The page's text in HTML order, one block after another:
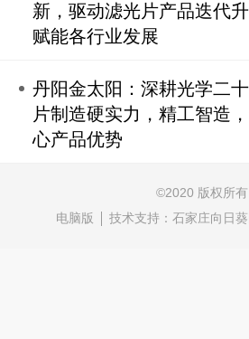
新，驱动滤光片产品迭代
赋能各行业发展
丹阳金太阳：深耕光学二
片制造硬实力，精工智造
心产品优势
©2020 版权所有
电脑版
技术支持： 石家庄向日